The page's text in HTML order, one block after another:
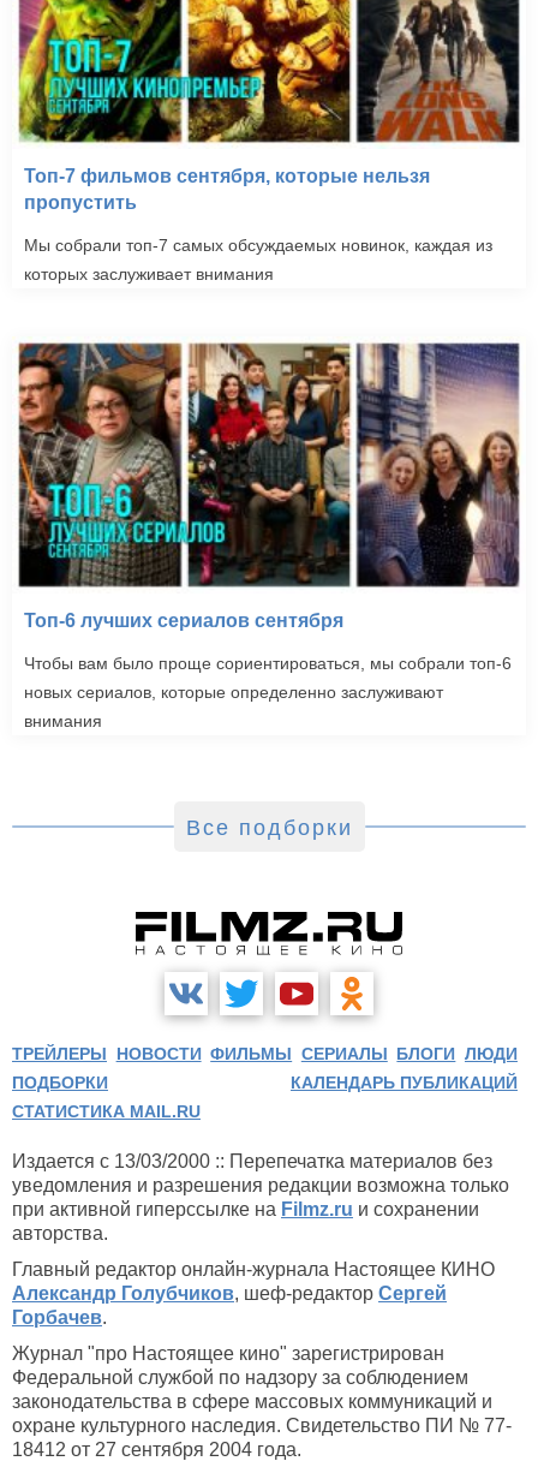
Топ-7 фильмов сентября, которые нельзя
пропустить
Мы собрали топ-7 самых обсуждаемых новинок, каждая из
которых заслуживает внимания
Топ-6 лучших сериалов сентября
Чтобы вам было проще сориентироваться, мы собрали топ-6
новых сериалов, которые определенно заслуживают
внимания
Все подборки
ТРЕЙЛЕРЫ НОВОСТИ ФИЛЬМЫ СЕРИАЛЫ БЛОГИ ЛЮДИ
ПОДБОРКИ
КАЛЕНДАРЬ ПУБЛИКАЦИЙ
СТАТИСТИКА MAIL.RU
Издается с 13/03/2000 :: Перепечатка материалов без
уведомления и разрешения редакции возможна только
при активной гиперссылке на Filmz.ru и сохранении
авторства.
Главный редактор онлайн-журнала Настоящее КИНО
Александр Голубчиков, шеф-редактор Сергей
Горбачев.
Журнал "про Настоящее кино" зарегистрирован
Федеральной службой по надзору за соблюдением
законодательства в сфере массовых коммуникаций и
охране культурного наследия. Свидетельство ПИ № 77-
18412 от 27 сентября 2004 года.